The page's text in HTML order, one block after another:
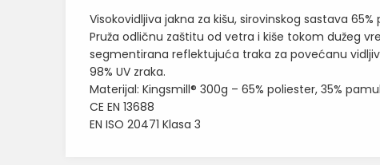
Visokovidljiva jakna za kišu, sirovinskog sastava
Pruža odličnu zaštitu od vetra i kiše tokom dužeg
segmentirana reflektujuća traka za povećanu
98% UV zraka.
Materijal: Kingsmill® 300g – 65% poliester, 35%
CE EN 13688
EN ISO 20471 Klasa 3